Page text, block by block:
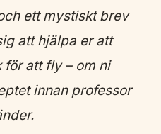
ett mystiskt brev
att hjälpa er att
att fly – om ni
innan professor